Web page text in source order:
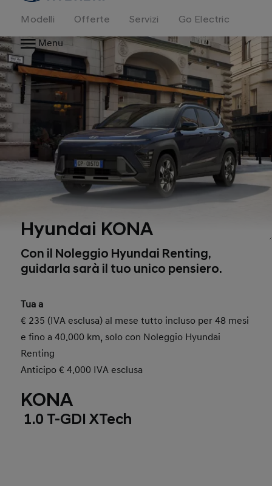
Modelli Offerte Servizi
Go Electric
Menu
Hyundai KONA
Con il Noleggio Hyundai Renting,
guidarla sarà il tuo unico pensiero.
Tua a
€ 235 (IVA esclusa) al mese tutto incluso per 48 mesi
e fino a 40.000 km, solo con Noleggio Hyundai
Renting
Anticipo € 4.000 IVA esclusa
KONA
1.0 T-GDI XTech